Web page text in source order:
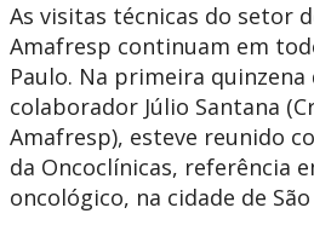
As visitas técnicas do setor
Amafresp continuam em
Paulo. Na primeira quinzena
colaborador Júlio Santana
Amafresp), esteve reunido
da Oncoclínicas, referência
oncológico, na cidade de